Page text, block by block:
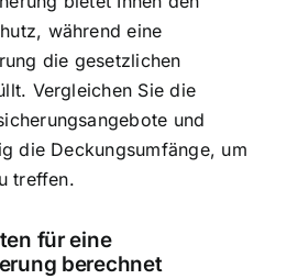
während eine
die gesetzlichen
Vergleichen Sie die
und
die Deckungsumfänge, um
treffen.
für eine
berechnet